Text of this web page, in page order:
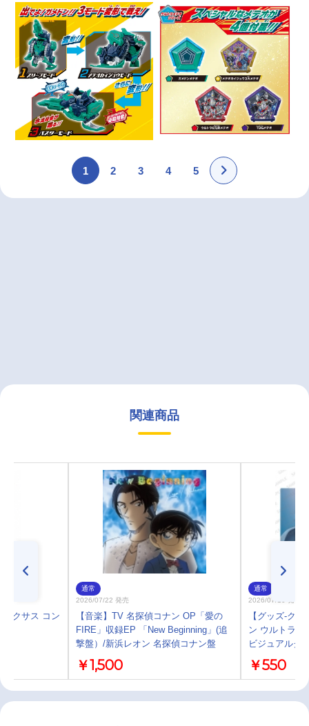
1 2 3 4 5
関連商品
ネクサス コン
通常
2026/07/22 発売
【音楽】TV 名探偵コナン OP「愛の
FIRE」収録EP 「New Beginning」(追
撃盤）/新浜レオン 名探偵コナン盤
￥1,500
通常
2026/07/10 発売
【グッズ-ク
ン ウルトラマ
ビジュアルク
￥550